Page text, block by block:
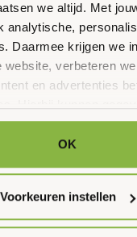
we altijd. Met
analytische,
Daarmee krijgen we
website, verbeteren
en advertenties
partners.
instellen’ kun je
je accepteert. Je
OK
Voorkeuren instellen
41, Bennekom